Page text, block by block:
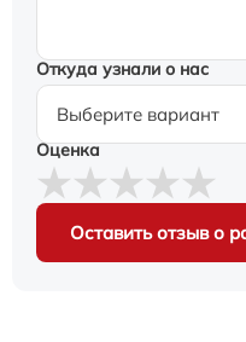
Откуда узнали о нас
Оценка
Оставить отзыв о